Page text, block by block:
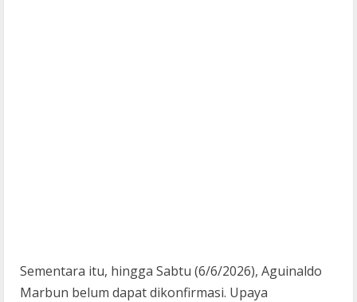
Sementara itu, hingga Sabtu (6/6/2026), Aguinaldo
Marbun belum dapat dikonfirmasi. Upaya